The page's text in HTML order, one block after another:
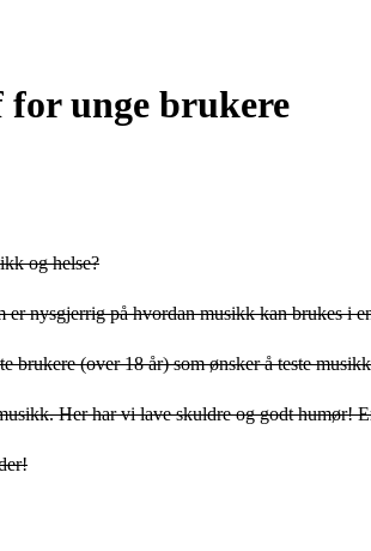
unge brukere
og helse?
nysgjerrig på hvordan musikk kan brukes i
brukere (over 18 år) som ønsker å teste
Her har vi lave skuldre og godt humør!